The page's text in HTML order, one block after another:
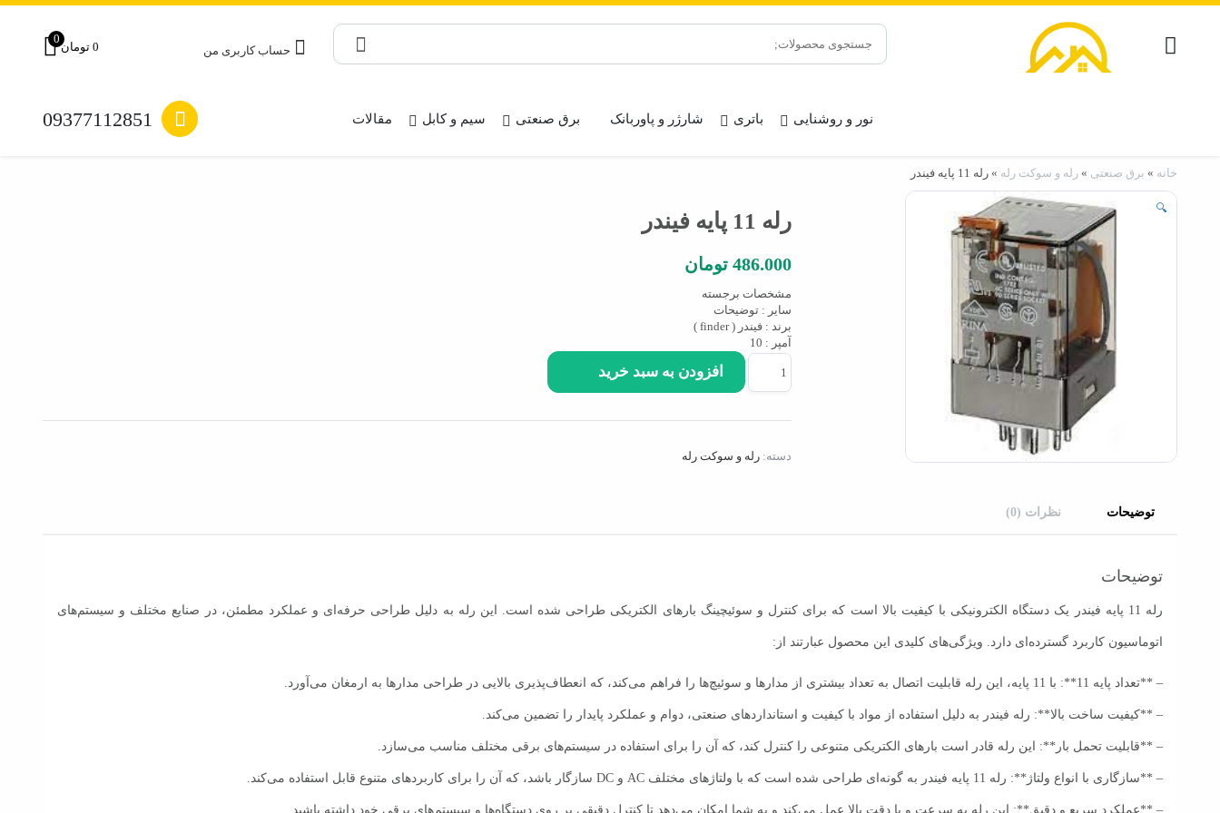
جستجو
برای:
حساب کاربری من 0 تومان
0
نور و روشنایی باتری شارژر و پاوربانک برق صنعتی سیم و کابل مقالات 09377112851
خانه » برق صنعتی » رله و سوکت رله » رله 11 پایه فیندر
🔍
رله 11 پایه فیندر
486.000 تومان
مشخصات برجسته
سایر : توضیحات
برند : فیندر ( finder )
آمپر : 10
رله
11
پایه
عدد
افزودن به سبد خرید
دسته: رله و سوکت رله
توضیحات نظرات (0)
توضیحات
رله 11 پایه فیندر یک دستگاه الکترونیکی با کیفیت بالا است که برای کنترل و سوئیچینگ بارهای الکتریکی طراحی شده است. این رله به دلیل طراحی حرفه‌ای و عملکرد مطمئن، در صنایع مختلف و سیستم‌های
اتوماسیون کاربرد گسترده‌ای دارد. ویژگی‌های کلیدی این محصول عبارتند از:
– **تعداد پایه 11**: با 11 پایه، این رله قابلیت اتصال به تعداد بیشتری از مدارها و سوئیچ‌ها را فراهم می‌کند، که انعطاف‌پذیری بالایی در طراحی مدارها به ارمغان می‌آورد.
– **کیفیت ساخت بالا**: رله فیندر به دلیل استفاده از مواد با کیفیت و استانداردهای صنعتی، دوام و عملکرد پایدار را تضمین می‌کند.
– **قابلیت تحمل بار**: این رله قادر است بارهای الکتریکی متنوعی را کنترل کند، که آن را برای استفاده در سیستم‌های برقی مختلف مناسب می‌سازد.
– **سازگاری با انواع ولتاژ**: رله 11 پایه فیندر به گونه‌ای طراحی شده است که با ولتاژهای مختلف AC و DC سازگار باشد، که آن را برای کاربردهای متنوع قابل استفاده می‌کند.
– **عملکرد سریع و دقیق**: این رله به سرعت و با دقت بالا عمل می‌کند و به شما امکان می‌دهد تا کنترل دقیقی بر روی دستگاه‌ها و سیستم‌های برقی خود داشته باشید.